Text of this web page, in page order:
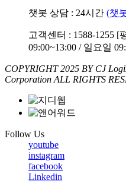
챗봇 상담 : 24시간 (챗
고객센터 : 1588-1255 [
09:00~13:00 / 일요일
COPYRIGHT 2025 BY CJ
Corporation ALL RIGHTS
Follow Us
youtube
instagram
facebook
Linkedin